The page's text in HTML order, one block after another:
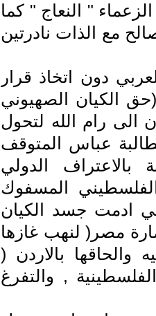
" النعاج " كما
مع الذات نادرتين
دون اتخاذ قرار
الكيان الصهيوني
الى رام الله لتحول
عباس المتوقف
الدولي
المسفوك
ادمت جسد الكيان
مصر( لنهب غازها
بالاردن (
, والتفرغ